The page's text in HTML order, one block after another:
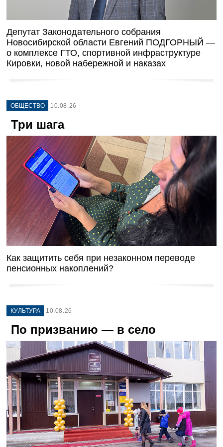
Депутат Законодательного собрания
Новосибирской области Евгений ПОДГОРНЫЙ —
о комплексе ГТО, спортивной инфраструктуре
Кировки, новой набережной и наказах
ОБЩЕСТВО 10.08.26
Три шага
Как защитить себя при незаконном переводе
пенсионных накоплений?
КУЛЬТУРА 10.08.26
По призванию — в село